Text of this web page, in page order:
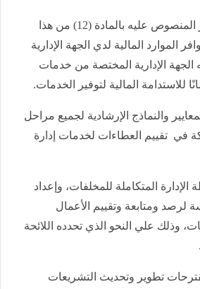
5 - إدارة موارد الجهاز المنصوص عليه بالمادة (12) من هذا
الموارد المالية لدي الجهة الإدارية
الجهة الإدارية المختصة من خدمات
للاستدامة المالية لتوفير الخدمات.
والنماذج الإرشادية لجميع مراحل
في تقييم العطاءات لخدمات إدارة
الإدارة المتكاملة للمخلفات، وإعداد
لرصد ومتابعة وتقييم الأعمال
وذلك علي النحو الذي تحدده اللائحة
تطوير وتحديث التشريعات